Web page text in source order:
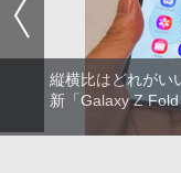
縦横比はどれがい
新「Galaxy Z Fold